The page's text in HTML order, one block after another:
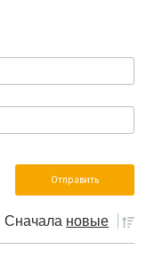
Сначала новые